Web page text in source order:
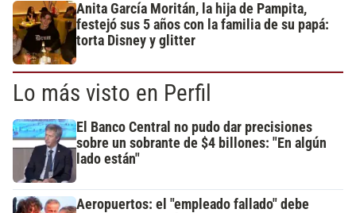
Anita García Moritán, la hija de Pampita,
festejó sus 5 años con la familia de su papá:
torta Disney y glitter
Lo más visto en Perfil
El Banco Central no pudo dar precisiones
sobre un sobrante de $4 billones: "En algún
lado están"
Aeropuertos: el "empleado fallado" debe